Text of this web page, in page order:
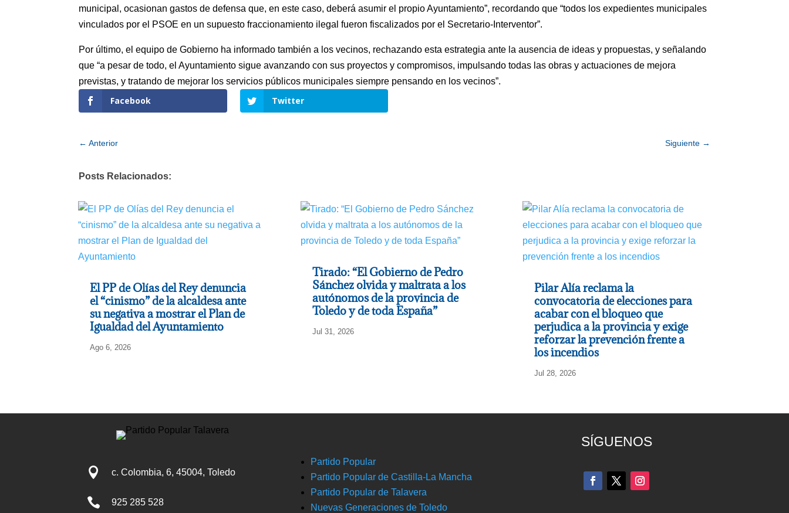
municipal, ocasionan gastos de defensa que, en este caso, deberá asumir el propio Ayuntamiento”, recordando que “todos los expedientes municipales
vinculados por el PSOE en un supuesto fraccionamiento ilegal fueron fiscalizados por el Secretario-Interventor”.
Por último, el equipo de Gobierno ha informado también a los vecinos, rechazando esta estrategia ante la ausencia de ideas y propuestas, y señalando
que “a pesar de todo, el Ayuntamiento sigue avanzando con sus proyectos y compromisos, impulsando todas las obras y actuaciones de mejora
previstas, y tratando de mejorar los servicios públicos municipales siempre pensando en los vecinos”.
Facebook Twitter
←Anterior Siguiente→
Posts Relacionados:
El PP de Olías del Rey denuncia
el “cinismo” de la alcaldesa ante
su negativa a mostrar el Plan de
Igualdad del Ayuntamiento
Ago 6, 2026
Tirado: “El Gobierno de Pedro
Sánchez olvida y maltrata a los
autónomos de la provincia de
Toledo y de toda España”
Jul 31, 2026
Pilar Alía reclama la
convocatoria de elecciones para
acabar con el bloqueo que
perjudica a la provincia y exige
reforzar la prevención frente a
los incendios
Jul 28, 2026
 c. Colombia, 6, 45004, Toledo
 925 285 528
Partido Popular
Partido Popular de Castilla-La Mancha
Partido Popular de Talavera
Nuevas Generaciones de Toledo
SÍGUENOS